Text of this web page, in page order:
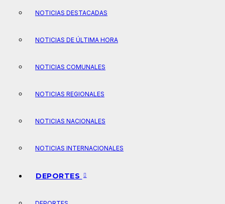
NOTICIAS DESTACADAS
NOTICIAS DE ÚLTIMA HORA
NOTICIAS COMUNALES
NOTICIAS REGIONALES
NOTICIAS NACIONALES
NOTICIAS INTERNACIONALES
DEPORTES